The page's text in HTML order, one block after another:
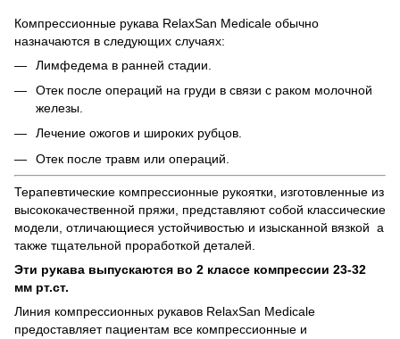
Компрессионные рукава RelaxSan Medicale обычно
назначаются в следующих случаях:
Лимфедема в ранней стадии.
Отек после операций на груди в связи с раком молочной
железы.
Лечение ожогов и широких рубцов.
Отек после травм или операций.
Терапевтические компрессионные рукоятки, изготовленные из
высококачественной пряжи, представляют собой классические
модели, отличающиеся устойчивостью и изысканной вязкой а
также тщательной проработкой деталей.
Эти рукава выпускаются во 2 классе компрессии 23-32
мм рт.ст.
Линия компрессионных рукавов RelaxSan Medicale
предоставляет пациентам все компрессионные и